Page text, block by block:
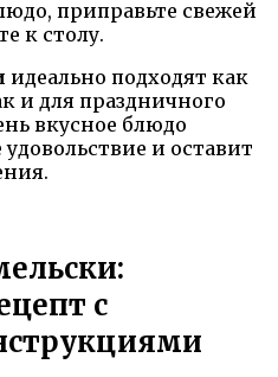
приправьте свежей
к столу.
идеально подходят как
и для праздничного
вкусное блюдо
и оставит
с